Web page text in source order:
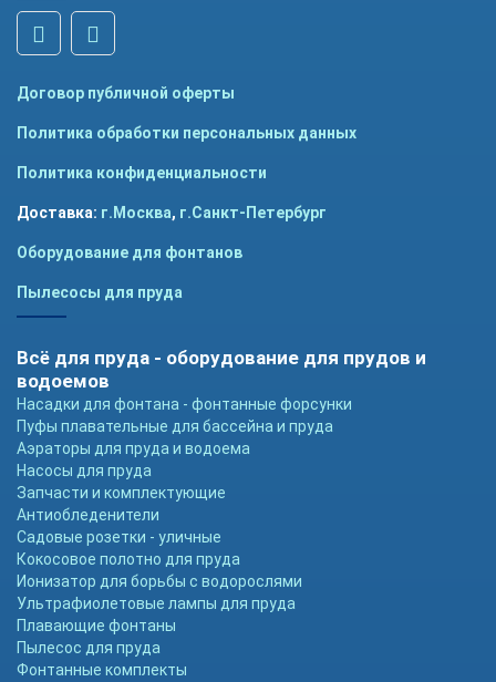
Договор публичной оферты
Политика обработки персональных данных
Политика конфиденциальности
Доставка: г.Москва, г.Санкт-Петербург
Оборудование для фонтанов
Пылесосы для пруда
Всё для пруда - оборудование для прудов и
водоемов
Насадки для фонтана - фонтанные форсунки
Пуфы плавательные для бассейна и пруда
Аэраторы для пруда и водоема
Насосы для пруда
Запчасти и комплектующие
Антиобледенители
Садовые розетки - уличные
Кокосовое полотно для пруда
Ионизатор для борьбы с водорослями
Ультрафиолетовые лампы для пруда
Плавающие фонтаны
Пылесос для пруда
Фонтанные комплекты